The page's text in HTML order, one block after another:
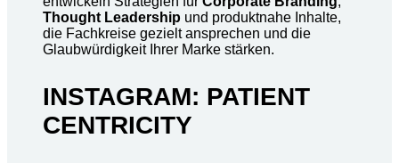
Thought Leadership und produktnahe Inhalte,
die Fachkreise gezielt ansprechen und die
Glaubwürdigkeit Ihrer Marke stärken.
INSTAGRAM: PATIENT
CENTRICITY